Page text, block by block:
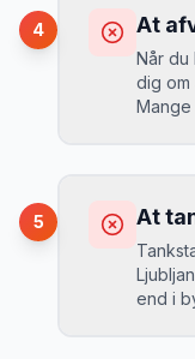
MJ
“ En
kr. i
Du
da
4 At
Når du
dig om
Du
var
5 At
end i